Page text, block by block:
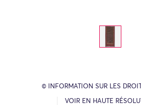
© INFORMATION SUR LES
VOIR EN HAUTE